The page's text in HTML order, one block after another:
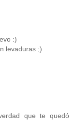
:)
levaduras ;)
que te quedó